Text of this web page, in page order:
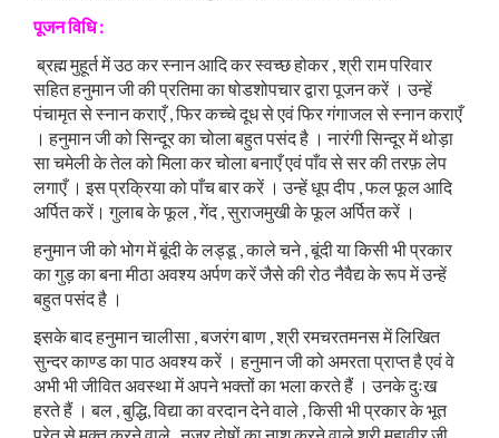
पूजनविधि:
ब्रह्म मुहूर्त में उठ कर स्नान आदि कर स्वच्छ होकर , श्री राम परिवार
सहित हनुमान जी की प्रतिमा का षोडशोपचार द्वारा पूजन करें । उन्हें
पंचामृत से स्नान कराएँ , फिर कच्चे दूध से एवं फिर गंगाजल से स्नान कराएँ
। हनुमान जी को सिन्दूर का चोला बहुत पसंद है । नारंगी सिन्दूर में थोड़ा
सा चमेली के तेल को मिला कर चोला बनाएँ एवं पाँव से सर की तरफ़ लेप
लगाएँ । इस प्रक्रिया को पाँच बार करें । उन्हें धूप दीप , फल फूल आदि
अर्पित करें। गुलाब के फूल , गेंद , सुराजमुखी के फूल अर्पित करें ।
हनुमान जी को भोग में बूंदी के लड्डू , काले चने , बूंदी या किसी भी प्रकार
का गुड़ का बना मीठा अवश्य अर्पण करें जैसे की रोठ नैवैद्य के रूप में उन्हें
बहुत पसंद है ।
इसके बाद हनुमान चालीसा , बजरंग बाण , श्री रमचरतमनस में लिखित
सुन्दर काण्ड का पाठ अवश्य करें । हनुमान जी को अमरता प्राप्त है एवं वे
अभी भी जीवित अवस्था में अपने भक्तों का भला करते हैं । उनके दुःख
हरते हैं । बल , बुद्धि, विद्या का वरदान देने वाले , किसी भी प्रकार के भूत